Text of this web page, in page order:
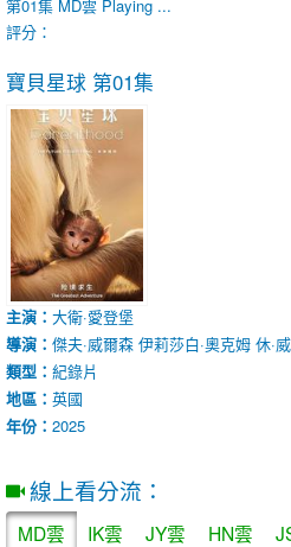
第01集 MD雲 Playing ...
評分：
寶貝星球 第01集
主演： 大衛·愛登堡
導演： 傑夫·威爾森 伊莉莎白·奧克姆 休·
類型： 紀錄片
地區： 英國
年份： 2025
線上看分流：
MD雲 IK雲 JY雲 HN雲